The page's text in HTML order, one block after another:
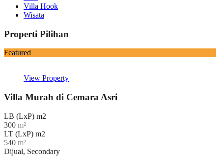
Villa Hook
Wisata
Properti Pilihan
Featured
View Property
Villa Murah di Cemara Asri
LB (LxP) m2
300 m²
LT (LxP) m2
540 m²
Dijual, Secondary